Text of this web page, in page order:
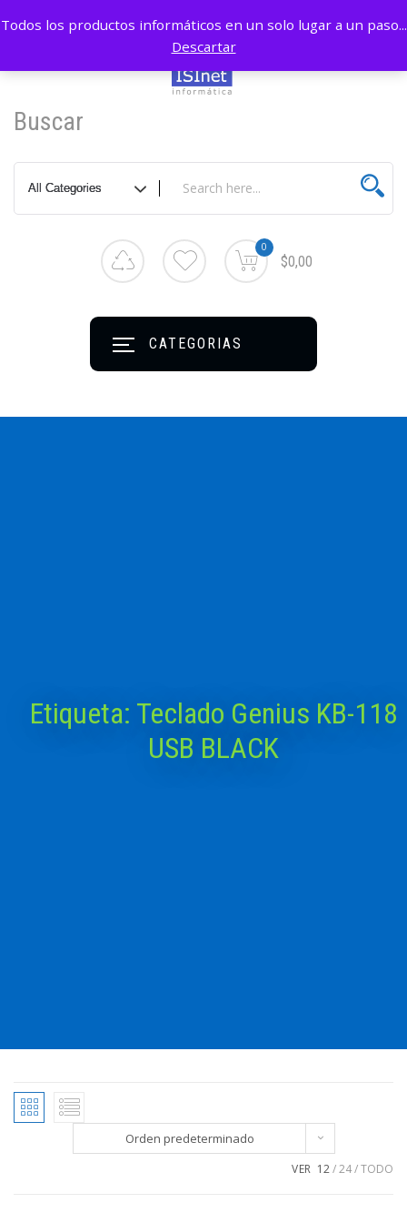
Buscar
0
$0,00
CATEGORIAS
Etiqueta: Teclado Genius KB-118
USB BLACK
Orden predeterminado
VER 12 24 TODO
Todos los productos informáticos en un solo lugar a un paso...
Descartar